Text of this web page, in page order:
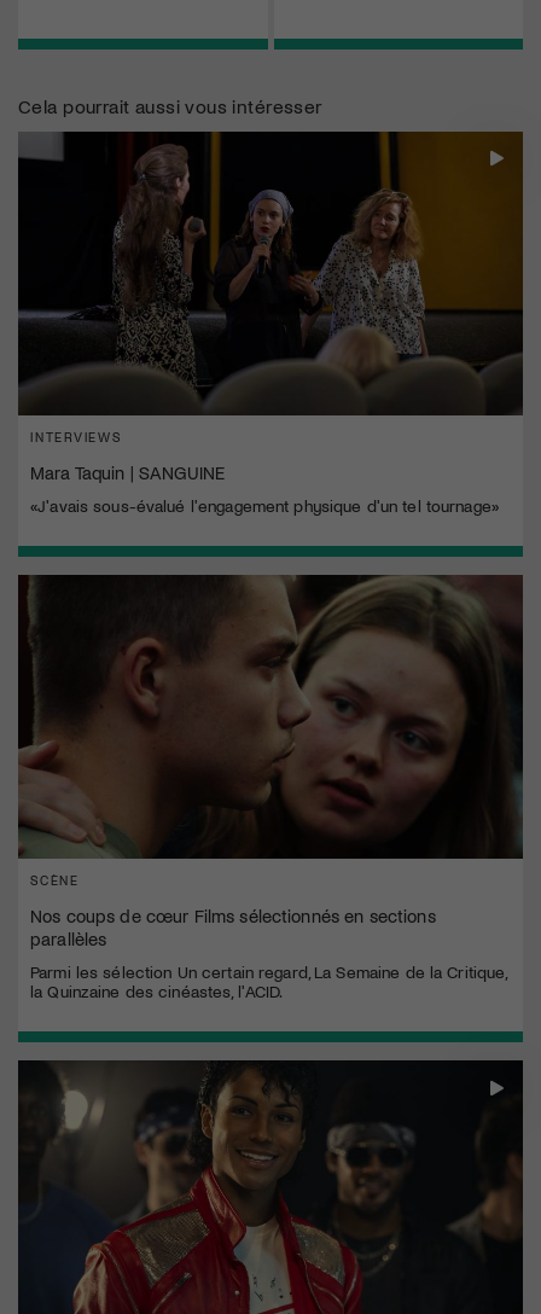
Cela pourrait aussi vous intéresser
INTERVIEWS
Mara Taquin | SANGUINE
«J'avais sous-évalué l'engagement physique d'un tel tournage»
SCÈNE
Nos coups de cœur Films sélectionnés en sections
parallèles
Parmi les sélection Un certain regard, La Semaine de la Critique,
la Quinzaine des cinéastes, l'ACID.